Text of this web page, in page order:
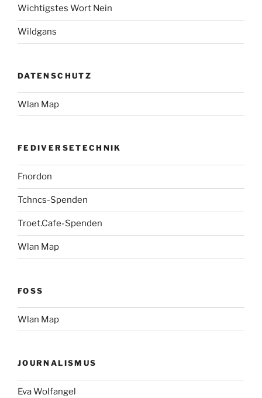
Wichtigstes Wort Nein
Wildgans
DATENSCHUTZ
Wlan Map
FEDIVERSETECHNIK
Fnordon
Tchncs-Spenden
Troet.Cafe-Spenden
Wlan Map
FOSS
Wlan Map
JOURNALISMUS
Eva Wolfangel